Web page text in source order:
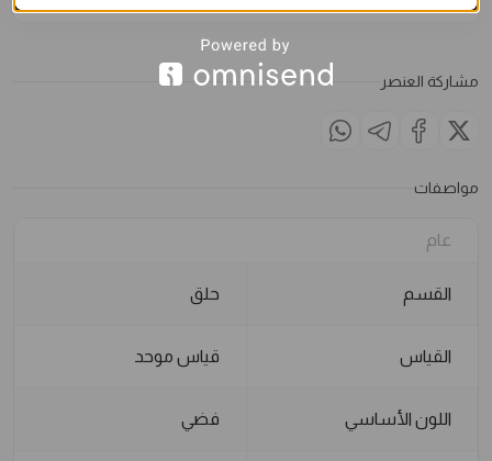
مشاركة العنصر
مواصفات
عام
القسم حلق
القياس قياس موحد
اللون الأساسي فضي